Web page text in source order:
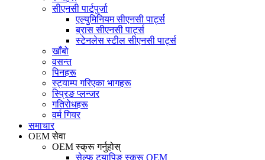
सीएनसी पार्टपुर्जा
एल्युमिनियम सीएनसी पार्ट्स
ब्रास सीएनसी पार्ट्स
स्टेनलेस स्टील सीएनसी पार्ट्स
खाँबो
वसन्त
पिनहरू
स्ट्याम्प गरिएका भागहरू
स्प्रिङ प्लन्जर
गतिरोधहरू
वर्म गियर
समाचार
OEM सेवा
OEM स्क्रू गर्नुहोस्
सेल्फ ट्यापिङ स्क्रू OEM